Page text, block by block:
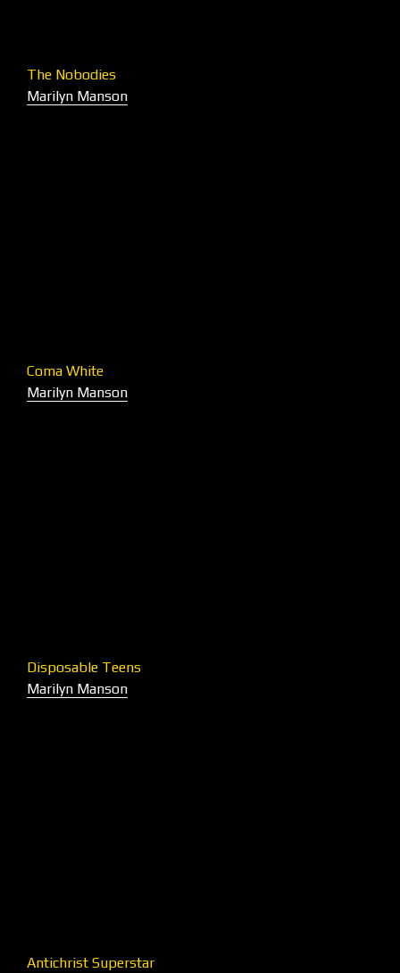
The Nobodies
Marilyn Manson
Coma White
Marilyn Manson
Disposable Teens
Marilyn Manson
Antichrist Superstar